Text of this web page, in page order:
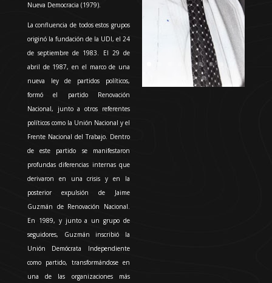
Nueva Democracia (1979).
La confluencia de todos estos grupos
originó la fundación de la UDI, el 24
de septiembre de 1983. El 29 de
abril de 1987, en el marco de una
nueva ley de partidos políticos,
formó el partido Renovación
Nacional, junto a otros referentes
políticos como la Unión Nacional y el
Frente Nacional del Trabajo. Dentro
de este partido se manifestaron
profundas diferencias internas que
derivaron en una crisis y en la
posterior expulsión de Jaime
Guzmán de Renovación Nacional.
En 1989, y junto a un grupo de
seguidores, Guzmán inscribió la
Unión Demócrata Independiente
como partido, transformándose en
una de las organizaciones más